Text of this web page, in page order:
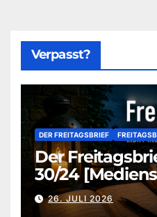
Verpasst?
DER FREITAGSBRIEF
Der
30/24
aufklaerung-
26. JULI 2026